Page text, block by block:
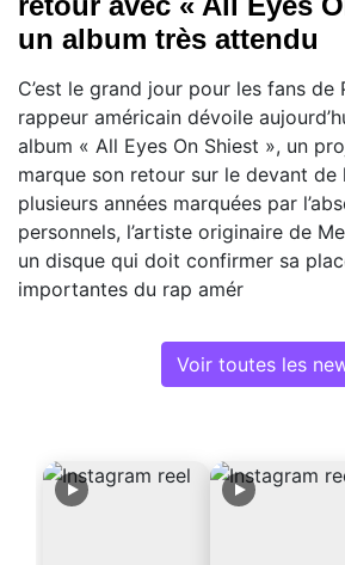
un album très attendu
C’est le grand jour pour les fans de
rappeur américain dévoile
album « All Eyes On Shiest », un
marque son retour sur le devant de
plusieurs années marquées par
personnels, l’artiste originaire de
un disque qui doit confirmer sa
importantes du rap amér
Voir toutes les